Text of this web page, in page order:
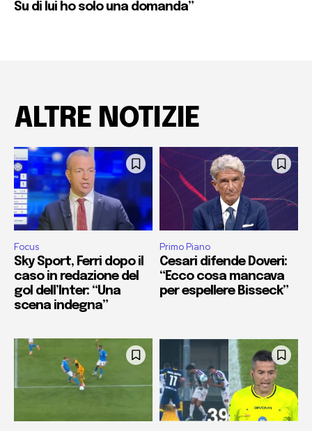
Su di lui ho solo una domanda”
ALTRE NOTIZIE
Focus
Sky Sport, Ferri dopo il
caso in redazione del
gol dell’Inter: “Una
scena indegna”
Primo Piano
Cesari difende Doveri:
“Ecco cosa mancava
per espellere Bisseck”